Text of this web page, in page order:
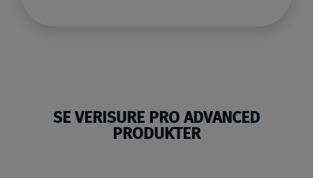
SE VERISURE PRO ADVANCED
PRODUKTER